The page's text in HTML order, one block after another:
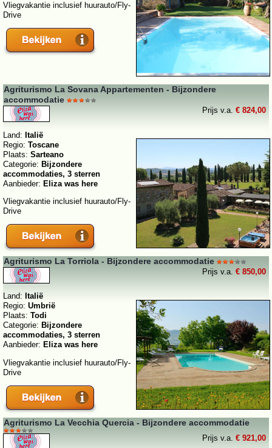
Vliegvakantie inclusief huurauto/Fly-
Drive
Agriturismo La Sovana Appartementen - Bijzondere
accommodatie
Prijs v.a. € 824,00
Land: Italië
Regio: Toscane
Plaats: Sarteano
Categorie: Bijzondere
accommodaties, 3 sterren
Aanbieder: Eliza was here
Vliegvakantie inclusief huurauto/Fly-
Drive
Agriturismo La Torriola - Bijzondere accommodatie
Prijs v.a. € 850,00
Land: Italië
Regio: Umbrië
Plaats: Todi
Categorie: Bijzondere
accommodaties, 3 sterren
Aanbieder: Eliza was here
Vliegvakantie inclusief huurauto/Fly-
Drive
Agriturismo La Vecchia Quercia - Bijzondere accommodatie
Prijs v.a. € 921,00